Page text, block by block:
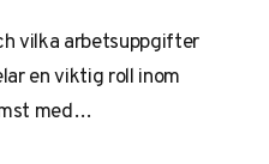
vilka arbetsuppgifter
en viktig roll inom
med…